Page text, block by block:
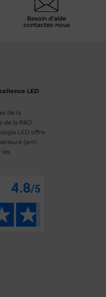
Besoin d’aide
contactez-nous
LED
de la
de la R&D
LED offre
(anti-
les